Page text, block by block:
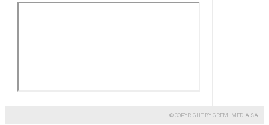
© COPYRIGHT BY GREMI MEDIA SA